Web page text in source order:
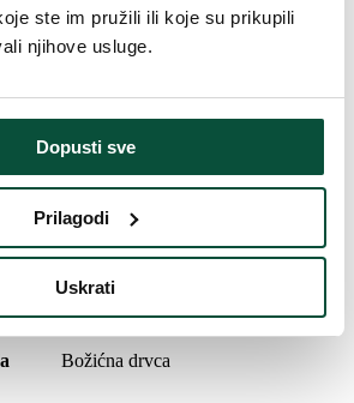
ste im pružili ili koje su prikupili
njihove usluge.
Dopusti sve
Prilagodi
Uskrati
Metalna saksija za cvijeće
6,7
4 dana
96x32x31
Božićna drvca